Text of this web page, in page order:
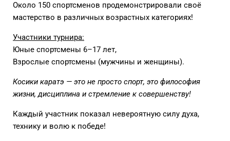
Около 150 спортсменов продемонстрировали своё
мастерство в различных возрастных категориях!
Участники турнира:
Юные спортсмены 6–17 лет,
Взрослые спортсмены (мужчины и женщины).
Косики каратэ — это не просто спорт, это философия
жизни, дисциплина и стремление к совершенству!
Каждый участник показал невероятную силу духа,
технику и волю к победе!